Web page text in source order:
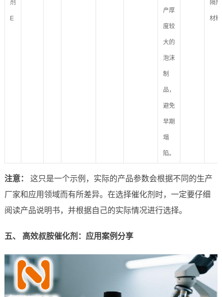
剂
E
产厚
度较
大的
泡沫
制
品，
避免
早期
塌
陷。
隔热
材料
注意：
这只是一个示例，实际的产品参数会根据不同的生产
厂家和应用领域而有所差异。在选择催化剂时，一定要仔细
阅读产品说明书，并根据自己的实际情况进行选择。
五、 高效叔胺催化剂：应用案例分享